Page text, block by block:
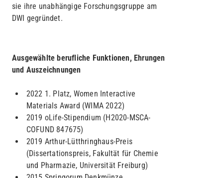
sie ihre unabhängige Forschungsgruppe am
DWI gegründet.
Ausgewählte berufliche Funktionen, Ehrungen
und Auszeichnungen
2022 1. Platz, Women Interactive
Materials Award (WIMA 2022)
2019 oLife-Stipendium (H2020-MSCA-
COFUND 847675)
2019 Arthur-Lütthringhaus-Preis
(Dissertationspreis, Fakultät für Chemie
und Pharmazie, Universität Freiburg)